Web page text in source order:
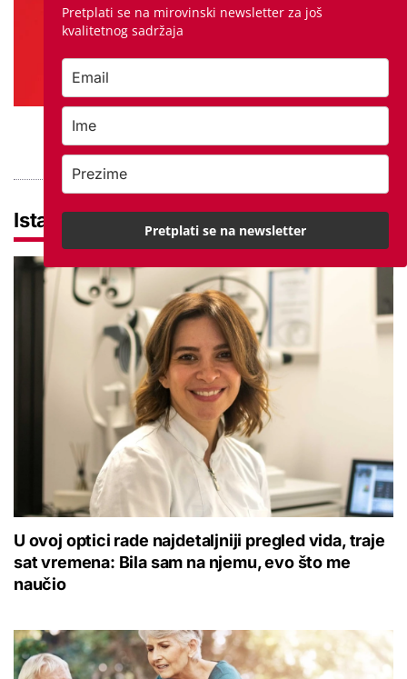
Istaknuto
U ovoj optici rade najdetaljniji pregled vida, traje
sat vremena: Bila sam na njemu, evo što me
naučio
Pretplati se na mirovinski newsletter za još
kvalitetnog sadržaja
Pretplati se na newsletter